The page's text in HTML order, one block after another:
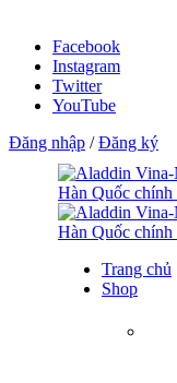
Facebook
Instagram
Twitter
YouTube
Đăng nhập /Đăng ký
Trang chủ
Shop